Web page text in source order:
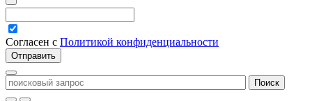
Согласен с Политикой конфиденциальности